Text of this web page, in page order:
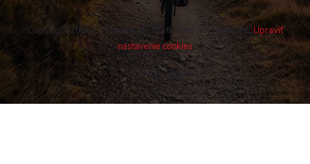
Vytvoril Shoptet
Copyright 2026 Cykloshop.sk. Všetky práva vyhradené.Upraviť
nastavenie cookies